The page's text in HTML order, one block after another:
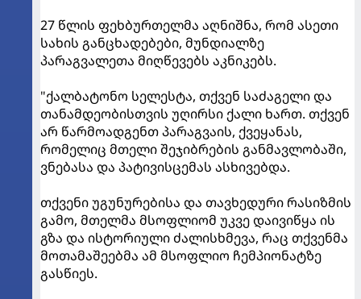
27 წლის ფეხბურთელმა აღნიშნა, რომ ასეთი
სახის განცხადებები, მუნდიალზე
პარაგვალეთა მიღწევებს აკნიკებს.
"ქალბატონო სელესტა, თქვენ საძაგელი და
თანამდეობისთვის უღირსი ქალი ხართ. თქვენ
არ წარმოადგენთ პარაგვაის, ქვეყანას,
რომელიც მთელი შეჯიბრების განმავლობაში,
ვნებასა და პატივისცემას ასხივებდა.
თქვენი უგუნურებისა და თავხედური რასიზმის
გამო, მთელმა მსოფლიომ უკვე დაივიწყა ის
გზა და ისტორიული ძალისხმევა, რაც თქვენმა
მოთამაშეებმა ამ მსოფლიო ჩემპიონატზე
გასწიეს.